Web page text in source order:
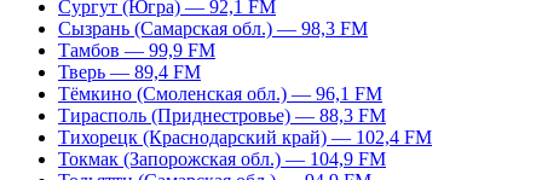
Сургут (Югра) — 92,1 FM
Сызрань (Самарская обл.) — 98,3 FM
Тамбов — 99,9 FM
Тверь — 89,4 FM
Тёмкино (Смоленская обл.) — 96,1 FM
Тирасполь (Приднестровье) — 88,3 FM
Тихорецк (Краснодарский край) — 102,4 FM
Токмак (Запорожская обл.) — 104,9 FM